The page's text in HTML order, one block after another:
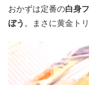
おかずは定番の白身
ぼう 。まさに黄金トリ